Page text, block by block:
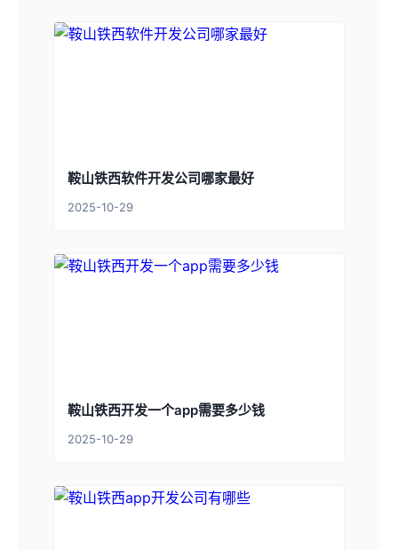
鞍山铁西软件开发公司哪家最好
2025-10-29
鞍山铁西开发一个app需要多少钱
2025-10-29